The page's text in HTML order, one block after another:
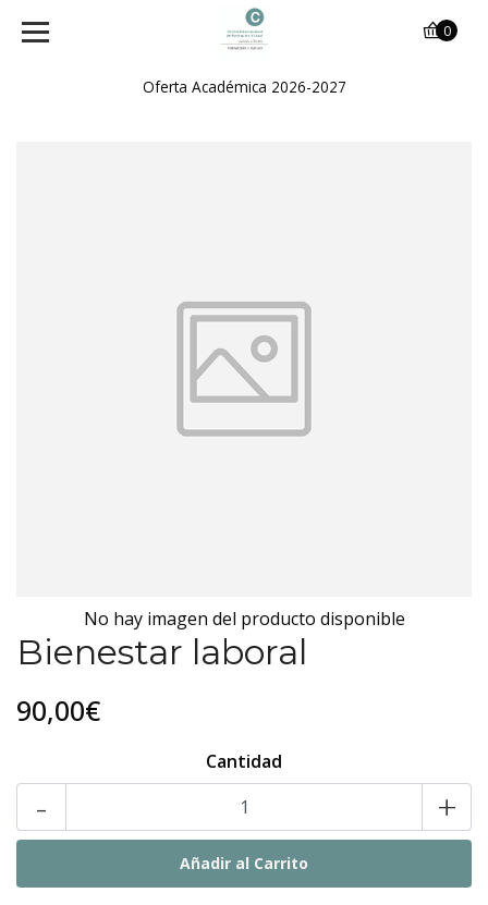
Oferta Académica 2026-2027
0
No hay imagen del producto disponible
Bienestar laboral
90,00€
Cantidad
- +